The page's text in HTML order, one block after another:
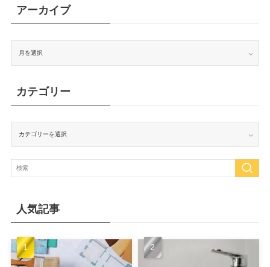
アーカイブ
カテゴリー
人気記事